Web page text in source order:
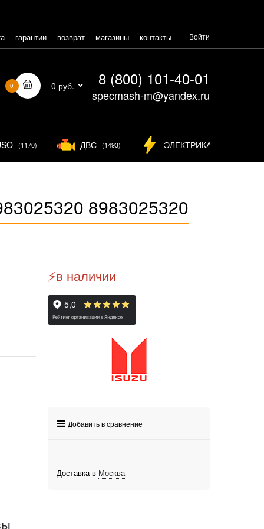
гарантии возврат магазины контакты Войти
0 0 руб. 8 (800) 101-40-01
specmash-m@yandex.ru
(1170) ДВС (1493) ЭЛЕКТРИКА
8983025320
⚡️в наличии
Добавить в сравнение
Доставка в Москва